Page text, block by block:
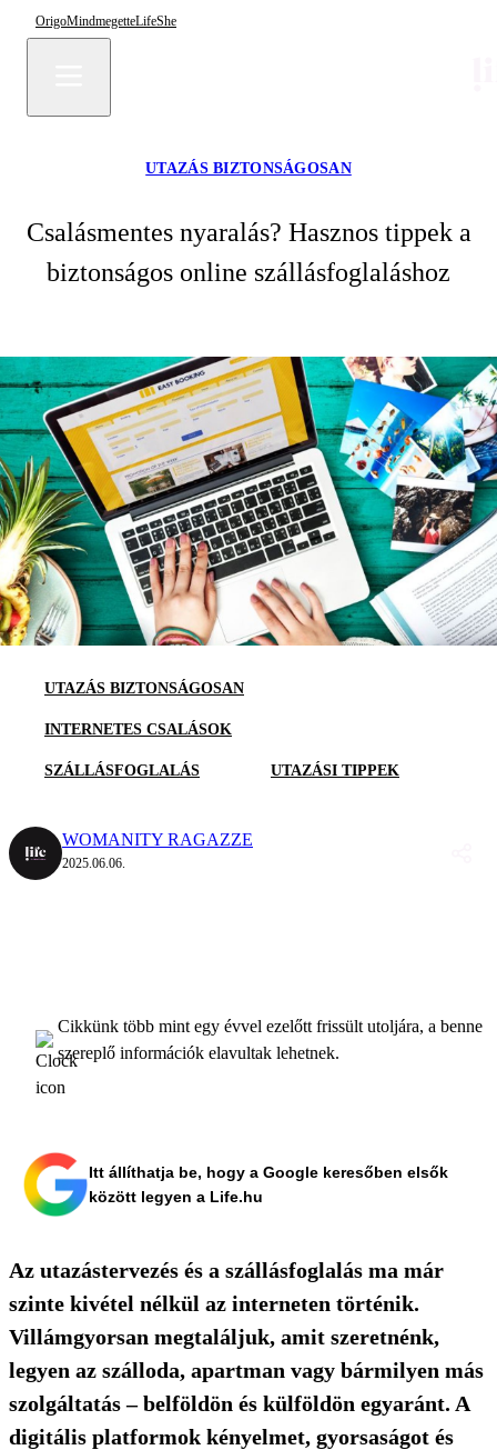
OrigoMindmegetteLifeShe
UTAZÁS BIZTONSÁGOSAN
Csalásmentes nyaralás? Hasznos tippek a
biztonságos online szállásfoglaláshoz
UTAZÁS BIZTONSÁGOSAN
INTERNETES CSALÁSOK
SZÁLLÁSFOGLALÁS UTAZÁSI TIPPEK
WOMANITY RAGAZZE
2025.06.06.
Cikkünk több mint egy évvel ezelőtt frissült utoljára, a benne
szereplő információk elavultak lehetnek.
Itt állíthatja be, hogy a Google keresőben elsők
között legyen a Life.hu
Az utazástervezés és a szállásfoglalás ma már
szinte kivétel nélkül az interneten történik.
Villámgyorsan megtaláljuk, amit szeretnénk,
legyen az szálloda, apartman vagy bármilyen más
szolgáltatás – belföldön és külföldön egyaránt. A
digitális platformok kényelmet, gyorsaságot és